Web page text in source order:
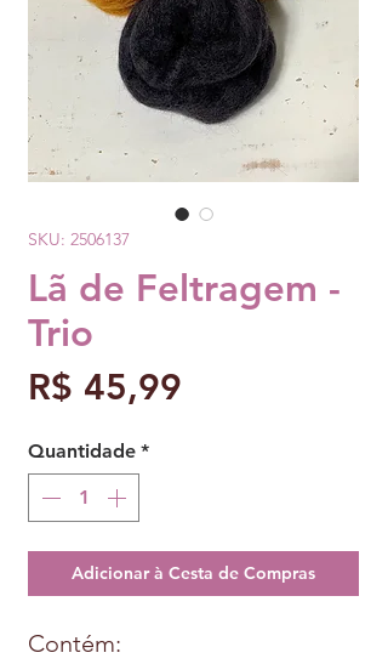
SKU: 2506137
Lã de Feltragem -
Trio
R$ 45,99
Quantidade *
Adicionar à Cesta de Compras
Contém: